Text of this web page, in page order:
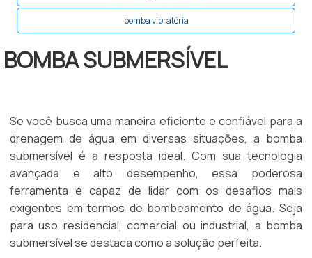
bomba vibratória
BOMBA SUBMERSÍVEL
Se você busca uma maneira eficiente e confiável para a
drenagem de água em diversas situações, a bomba
submersível é a resposta ideal. Com sua tecnologia
avançada e alto desempenho, essa poderosa
ferramenta é capaz de lidar com os desafios mais
exigentes em termos de bombeamento de água. Seja
para uso residencial, comercial ou industrial, a bomba
submersível se destaca como a solução perfeita.